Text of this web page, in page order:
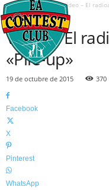
Inicio Videos Vídeo – El
VIDEOS
Vídeo – El
«Pile-up»
19 de octubre de 2015 370
Facebook
X
Pinterest
WhatsApp